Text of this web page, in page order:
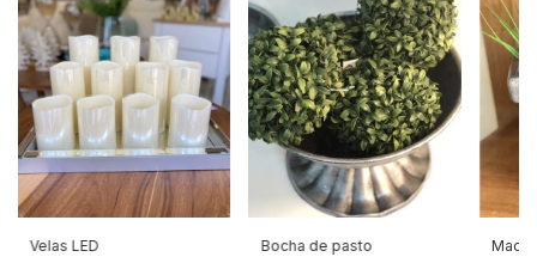
Velas LED Bocha de pasto